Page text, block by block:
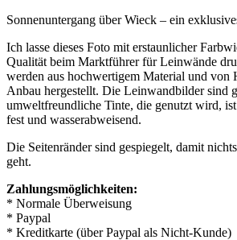
Sonnenuntergang über Wieck – ein
Ich lasse dieses Foto mit er­staun­li­cher
Qua­li­tät beim Marktführer für Leinwände
werden aus hoch­wer­tigem Material und von
Anbau her­ge­stellt. Die Lein­wand­bil­der sind
um­welt­freund­liche Tinte, die genutzt wird,
fest und was­ser­ab­wei­send.
Die Seitenränder sind gespiegelt, damit
geht.
Zahlungsmöglichkeiten:
* Normale Überweisung
* Paypal
* Kreditkarte (über Paypal als Nicht-Kunde)